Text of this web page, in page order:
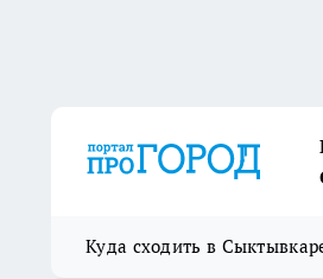
Куда сходить в